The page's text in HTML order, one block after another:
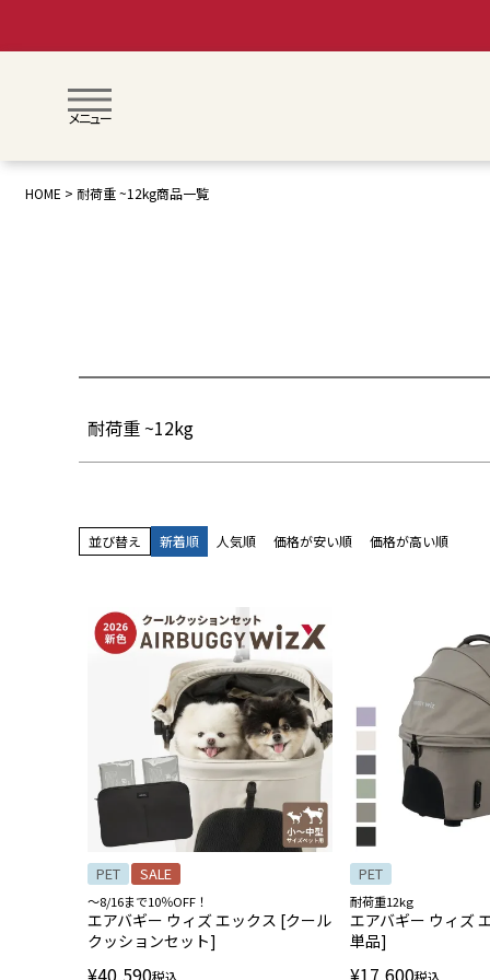
メニュー
HOME 耐荷重 ~12kg商品一覧
耐荷重 ~12kg
0歳〜
1歳〜 3歳〜
並び替え 新着順 人気順 価格が安い順 価格が高い順
PET SALE
～8/16まで10％OFF！
エアバギー ウィズ エックス [クール
クッションセット]
¥40,590
PET
耐荷重12kg
エアバギー ウィズ
単品]
¥17,600